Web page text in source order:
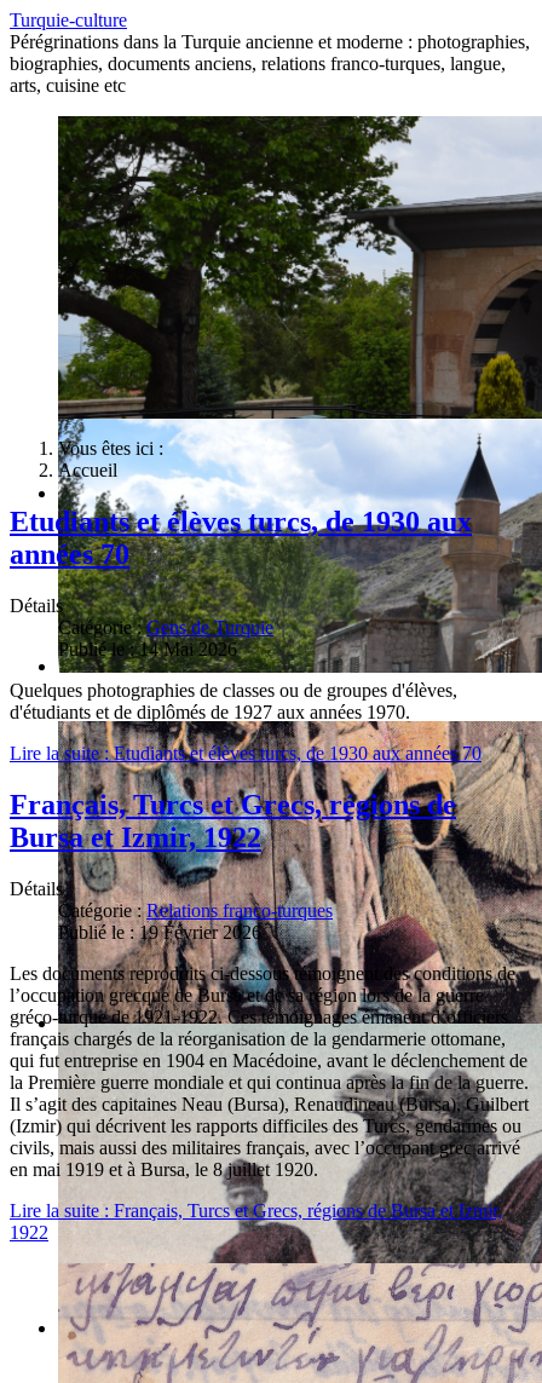
Turquie-culture
Pérégrinations dans la Turquie ancienne et moderne : photographies,
biographies, documents anciens, relations franco-turques, langue,
arts, cuisine etc
Vous êtes ici :
Accueil
Etudiants et élèves turcs, de 1930 aux
années 70
Détails
Catégorie :Gens de Turquie
Publié le : 14 Mai 2026
Quelques photographies de classes ou de groupes d'élèves,
d'étudiants et de diplômés de 1927 aux années 1970.
Lire la suite : Etudiants et élèves turcs, de 1930 aux années 70
Français, Turcs et Grecs, régions de
Bursa et Izmir, 1922
Détails
Catégorie :Relations franco-turques
Publié le : 19 Février 2026
Les documents reproduits ci-dessous témoignent des conditions de
l’occupation grecque de Bursa et de sa région lors de la guerre
gréco-turque de 1921-1922. Ces témoignages émanent d’officiers
français chargés de la réorganisation de la gendarmerie ottomane,
qui fut entreprise en 1904 en Macédoine, avant le déclenchement de
la Première guerre mondiale et qui continua après la fin de la guerre.
Il s’agit des capitaines Neau (Bursa), Renaudineau (Bursa), Guilbert
(Izmir) qui décrivent les rapports difficiles des Turcs, gendarmes ou
civils, mais aussi des militaires français, avec l’occupant grec arrivé
en mai 1919 et à Bursa, le 8 juillet 1920.
Lire la suite : Français, Turcs et Grecs, régions de Bursa et Izmir,
1922